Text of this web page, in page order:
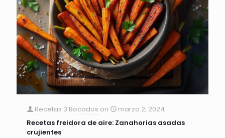
Recetas 3 Bocados on
marzo 2, 2024
Recetas freidora de aire: Zanahorias asadas
crujientes